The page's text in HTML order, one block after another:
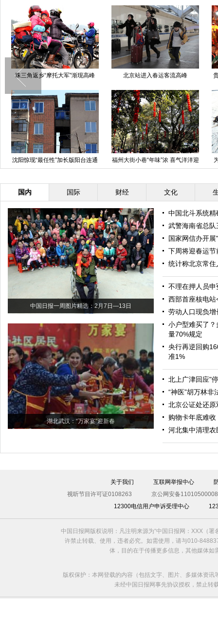
珠三角返乡“摩托大军”渐现高峰 北京站进入春运客流高峰
沈阳惊现“最任性”加长版阳台连通
两幢楼
福州大街小巷“年味”浓 喜气洋洋迎
新春
国内 国际 财经 文化
中国日报一周图片精选：2月7日—13日
湖北武汉：“万家宴”迎新春
中国北斗系统
武警海南省总
国家网信办开
下周将迎春运
统计称北京常
不理在押人员
西部首座核电
劳动人口现负
小户型难买了
量70%规定
央行再逆回购
准1%
北上广津回应"
“神医”胡万林非
北京公证处还
购物卡年底难收
河北集中清理
关于我们 互联网举报中心
视听节目许可证0108263
京公网安备
12300电信用户申诉受理中心
中国日报网版权说明：凡注明来源为“中国日报网：XXX（
许禁止转载、使用，违者必究。如需使用，请与010-
体，目的在于传播更多信息，其他媒体
版权保护：本网登载的内容（包括文字、图片、多媒体资
未经中国日报网事先协议授权，禁止转